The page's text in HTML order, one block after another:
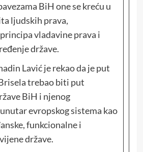
BiH one se kreću u
ljudskih prava,
vladavine prava i
države.
Lavić je rekao da je put
trebao biti put
BiH i njenog
evropskog sistema kao
funkcionalne i
države.